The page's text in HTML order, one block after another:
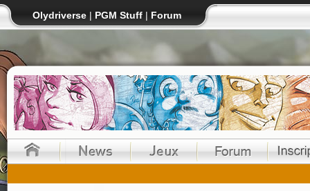
Olydriverse | PGM Stuff | Forum